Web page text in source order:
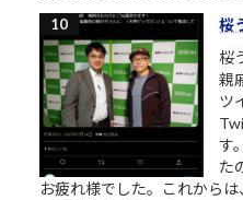
桜
桜
親
ツ
す
た
お疲れ様でした。これから